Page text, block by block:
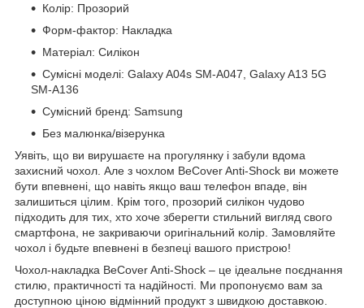
Колір: Прозорий
Форм-фактор: Накладка
Матеріал: Силікон
Сумісні моделі: Galaxy A04s SM-A047, Galaxy A13 5G
SM-A136
Сумісний бренд: Samsung
Без малюнка/візерунка
Уявіть, що ви вирушаєте на прогулянку і забули вдома
захисний чохол. Але з чохлом BeCover Anti-Shock ви можете
бути впевнені, що навіть якщо ваш телефон впаде, він
залишиться цілим. Крім того, прозорий силікон чудово
підходить для тих, хто хоче зберегти стильний вигляд свого
смартфона, не закриваючи оригінальний колір. Замовляйте
чохол і будьте впевнені в безпеці вашого пристрою!
Чохол-накладка BeCover Anti-Shock – це ідеальне поєднання
стилю, практичності та надійності. Ми пропонуємо вам за
доступною ціною відмінний продукт з швидкою доставкою.